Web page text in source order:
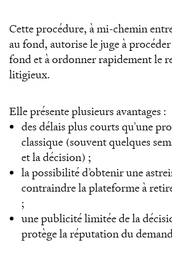
Cette procédure, à mi-chemin
au fond, autorise le juge à
fond et à ordonner rapidement le
litigieux.
Elle présente plusieurs avantages :
des délais plus courts qu’une
classique (souvent quelques
et la décision) ;
la possibilité d’obtenir une
contraindre la plateforme à
;
une publicité limitée de la
protège la réputation du